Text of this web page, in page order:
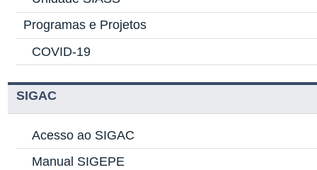
Programas e Projetos
COVID-19
SIGAC
Acesso ao SIGAC
Manual SIGEPE